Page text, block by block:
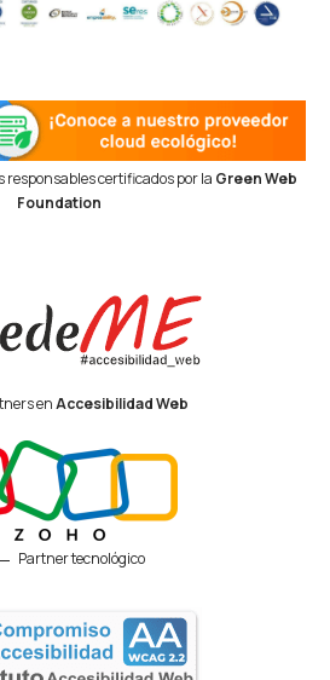
responsables certificados por la Green Web
Foundation
enAccesibilidad Web
Partner tecnológico